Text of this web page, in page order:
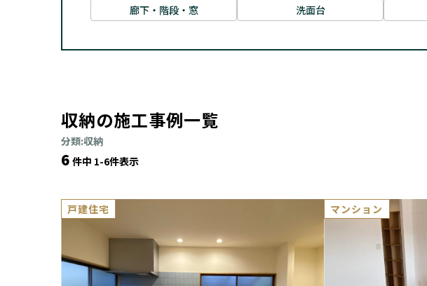
廊下・階段・窓
洗面台
収納の施工事例一覧
分類:収納
6 件中 1-6件表示
戸建住宅 マンション